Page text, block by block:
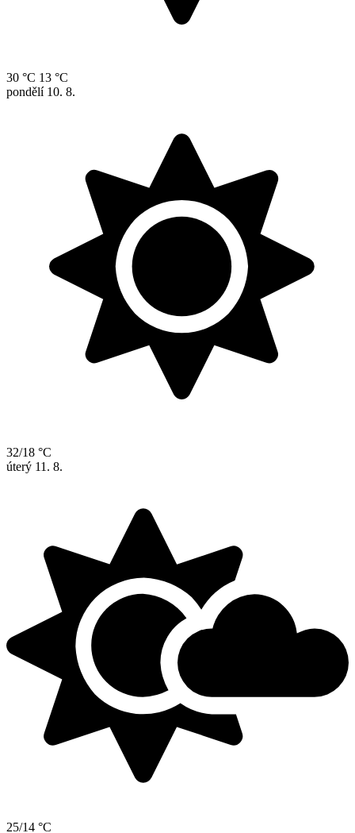
30 °C 13 °C
pondělí 10. 8.
32/18 °C
úterý 11. 8.
25/14 °C